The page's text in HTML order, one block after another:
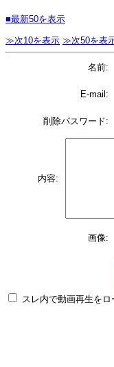
■最新50を表示
≫次10を表示 ≫次50を表
名前:
E-mail:
削除パスワード:
内容:
画像:
スレ内で動画再生をロ